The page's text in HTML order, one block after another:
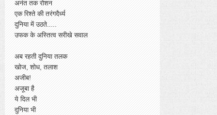
अनंत तक रोशन
एक रिश्ते की तरंगदैर्ध्य
दुनिया में उठते.....
उफक के अस्तित्व सरीखे सवाल
अब रहती दुनिया तलक
खोज, शोध, तलाश
अजीब!
अजूबा है
ये दिल भी
दुनिया भी